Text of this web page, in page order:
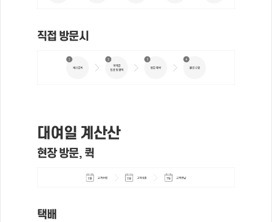
직접 방문시
대여일 계산산
현장 방문, 퀵
택배